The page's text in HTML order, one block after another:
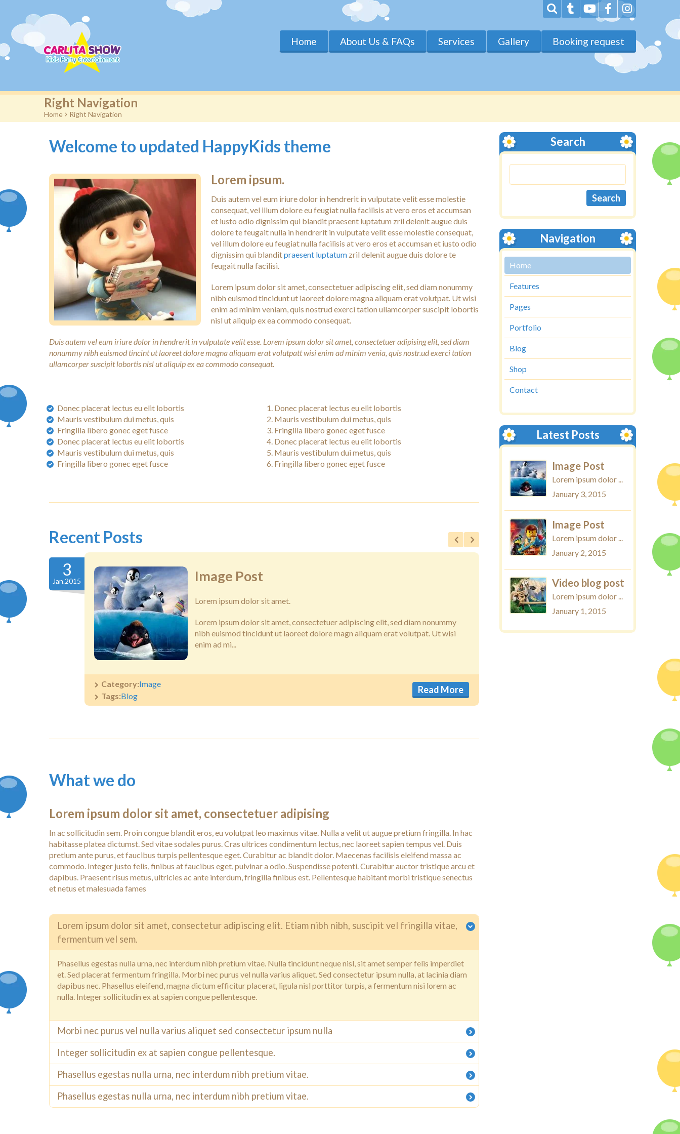
Home About Us & FAQs Services Gallery Booking request
Right Navigation
Home > Right Navigation
Welcome to updated HappyKids theme
Lorem ipsum.
Duis autem vel eum iriure dolor in hendrerit in vulputate velit esse molestie
consequat, vel illum dolore eu feugiat nulla facilisis at vero eros et accumsan
et iusto odio dignissim qui blandit praesent luptatum zril delenit augue duis
dolore te feugait nulla in hendrerit in vulputate velit esse molestie consequat,
vel illum dolore eu feugiat nulla facilisis at vero eros et accumsan et iusto odio
dignissim qui blanditpraesent luptatum zril delenit augue duis dolore te
feugait nulla facilisi.
Lorem ipsum dolor sit amet, consectetuer adipiscing elit, sed diam nonummy
nibh euismod tincidunt ut laoreet dolore magna aliquam erat volutpat. Ut wisi
enim ad minim veniam, quis nostrud exerci tation ullamcorper suscipit lobortis
nisl ut aliquip ex ea commodo consequat.
Duis autem vel eum iriure dolor in hendrerit in vulputate velit esse. Lorem ipsum dolor sit amet, consectetuer adipising elit, sed diam
nonummy nibh euismod tincint ut laoreet dolore magna aliquam erat volutpatt wisi enim ad minim venia, quis nostr.ud exerci tation
ullamcorper suscipit lobortis nisl ut aliquip ex ea commodo consequat.
Donec placerat lectus eu elit lobortis
Mauris vestibulum dui metus, quis
Fringilla libero gonec eget fusce
Donec placerat lectus eu elit lobortis
Mauris vestibulum dui metus, quis
Fringilla libero gonec eget fusce
Donec placerat lectus eu elit lobortis
Mauris vestibulum dui metus, quis
Fringilla libero gonec eget fusce
Donec placerat lectus eu elit lobortis
Mauris vestibulum dui metus, quis
Fringilla libero gonec eget fusce
Recent Posts
3
Jan.2015 Image Post
Lorem ipsum dolor sit amet.
Lorem ipsum dolor sit amet, consectetuer adipiscing elit, sed diam nonummy
nibh euismod tincidunt ut laoreet dolore magn aliquam erat volutpat. Ut wisi
enim ad mi...
Read More
Category:Image
Tags:Blog
2
Jan.2015
What we do
Lorem ipsum dolor sit amet, consectetuer adipising
In ac sollicitudin sem. Proin congue blandit eros, eu volutpat leo maximus vitae. Nulla a velit ut augue pretium fringilla. In hac
habitasse platea dictumst. Sed vitae sodales purus. Cras ultrices condimentum lectus, nec laoreet sapien tempus vel. Duis
pretium ante purus, et faucibus turpis pellentesque eget. Curabitur ac blandit dolor. Maecenas facilisis eleifend massa ac
commodo. Integer justo felis, finibus at faucibus eget, pulvinar a odio. Suspendisse potenti. Curabitur auctor tristique arcu et
dapibus. Praesent risus metus, ultricies ac ante interdum, fringilla finibus est. Pellentesque habitant morbi tristique senectus
et netus et malesuada fames
Lorem ipsum dolor sit amet, consectetur adipiscing elit. Etiam nibh nibh, suscipit vel fringilla vitae,
fermentum vel sem.
Phasellus egestas nulla urna, nec interdum nibh pretium vitae. Nulla tincidunt neque nisl, sit amet semper felis imperdiet
et. Sed placerat fermentum fringilla. Morbi nec purus vel nulla varius aliquet. Sed consectetur ipsum nulla, at lacinia diam
dapibus nec. Phasellus eleifend, magna dictum efficitur placerat, ligula nisl porttitor turpis, a fermentum nisi lorem ac
nulla. Integer sollicitudin ex at sapien congue pellentesque.
Morbi nec purus vel nulla varius aliquet sed consectetur ipsum nulla
Integer sollicitudin ex at sapien congue pellentesque.
Phasellus egestas nulla urna, nec interdum nibh pretium vitae.
Phasellus egestas nulla urna, nec interdum nibh pretium vitae.
Search
Navigation
Home
Features
Pages
Portfolio
Blog
Shop
Contact
Latest Posts
Image Post
Lorem ipsum dolor ...
January 3, 2015
Image Post
Lorem ipsum dolor ...
January 2, 2015
Video blog post
Lorem ipsum dolor ...
January 1, 2015